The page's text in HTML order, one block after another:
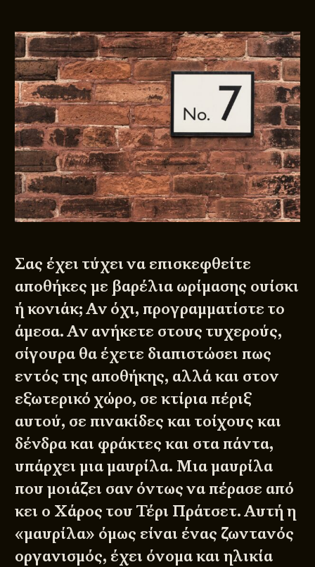
Σας έχει τύχει να επισκεφθείτε
αποθήκες με βαρέλια ωρίμασης ουίσκι
ή κονιάκ; Αν όχι, προγραμματίστε το
άμεσα. Αν ανήκετε στους τυχερούς,
σίγουρα θα έχετε διαπιστώσει πως
εντός της αποθήκης, αλλά και στον
εξωτερικό χώρο, σε κτίρια πέριξ
αυτού, σε πινακίδες και τοίχους και
δένδρα και φράκτες και στα πάντα,
υπάρχει μια μαυρίλα. Μια μαυρίλα
που μοιάζει σαν όντως να πέρασε από
κει ο Χάρος του Τέρι Πράτσετ. Αυτή η
«μαυρίλα» όμως είναι ένας ζωντανός
οργανισμός, έχει όνομα και ηλικία